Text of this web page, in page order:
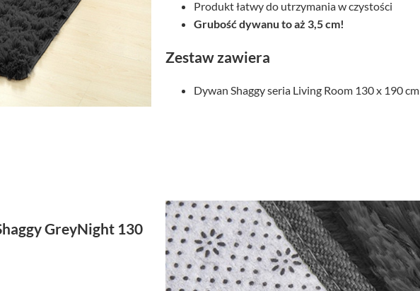
Produkt łatwy do utrzymania w czystości
Grubość dywanu to aż 3,5 cm!
Zestaw zawiera
Dywan Shaggy seria Living Room 130 x 190 cm
GreyNight 130